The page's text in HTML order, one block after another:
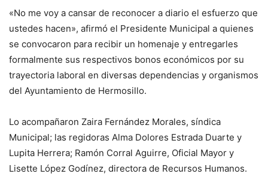
«No me voy a cansar de reconocer a diario el esfuerzo que
ustedes hacen», afirmó el Presidente Municipal a quienes
se convocaron para recibir un homenaje y entregarles
formalmente sus respectivos bonos económicos por su
trayectoria laboral en diversas dependencias y organismos
del Ayuntamiento de Hermosillo.
Lo acompañaron Zaira Fernández Morales, síndica
Municipal; las regidoras Alma Dolores Estrada Duarte y
Lupita Herrera; Ramón Corral Aguirre, Oficial Mayor y
Lisette López Godínez, directora de Recursos Humanos.